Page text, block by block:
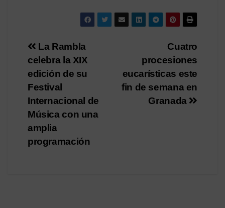
Navegación
de
entradas
Cuatro
procesiones
eucarísticas este
fin de semana en
Granada
La Rambla
celebra la XIX
edición de su
Festival
Internacional de
Música con una
amplia
programación